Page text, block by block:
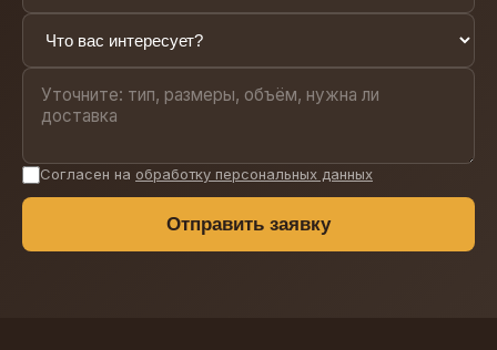
Согласен на обработку персональных данных
Отправить заявку